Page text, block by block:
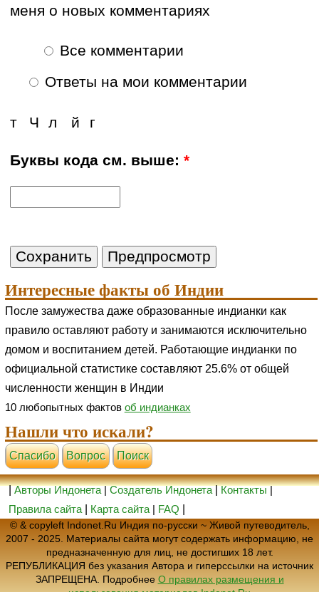
меня о новых комментариях
Все комментарии
Ответы на мои комментарии
т Ч й г
л
Буквы кода см. выше:*
Интересные факты об Индии
После замужества даже образованные индианки как
правило оставляют работу и занимаются исключительно
домом и воспитанием детей. Работающие индианки по
официальной статистике составляют 25.6% от общей
численности женщин в Индии
10 любопытных фактов об индианках
Нашли что искали?
Cпасибо Вопрос Поиск
|Авторы Индонета|Создатель Индонета|Контакты|
Правила сайта
Карта сайта | FAQ
© & copyleft Indonet.Ru Индия по-русски ~ Живой путеводитель,
2007 - 2025. Материалы сайта могут содержать информацию, не
предназначенную для лиц, не достигших 18 лет.
РЕПУБЛИКАЦИЯ без указания Автора и гиперссылки на источник
ЗАПРЕЩЕНА. Подробнее О правилах размещения и